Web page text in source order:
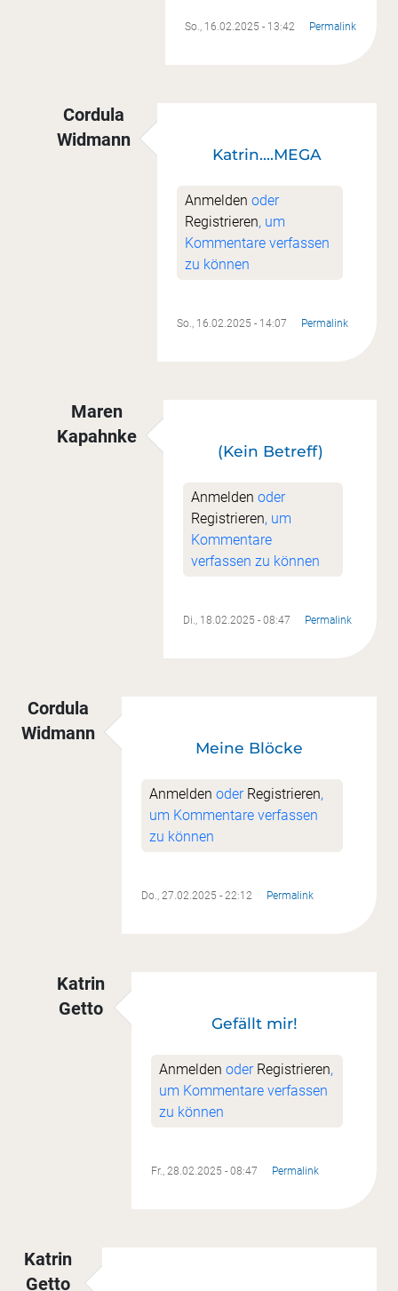
So., 16.02.2025 - 13:42 Permalink
Cordula
Widmann
vonKatrin Getto
Katrin....MEGA
Anmelden oder
Registrieren, um
Kommentare verfassen
zu können
So., 16.02.2025 - 14:07 Permalink
Maren
Kapahnke
Katrin Getto
(Kein Betreff)
Anmelden oder
Registrieren, um
Kommentare
verfassen zu können
Di., 18.02.2025 - 08:47 Permalink
Cordula
Widmann
Meine Blöcke
Anmelden oder Registrieren,
um Kommentare verfassen
zu können
Do., 27.02.2025 - 22:12 Permalink
Katrin
Getto
Meine Blöckevon Cordula
Gefällt mir!
Anmelden oder Registrieren,
um Kommentare verfassen
zu können
Fr., 28.02.2025 - 08:47 Permalink
Katrin
Getto